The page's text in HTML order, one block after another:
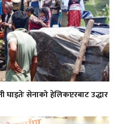
घाइतेः सेनाको हेलिकप्टरबाट उद्धार